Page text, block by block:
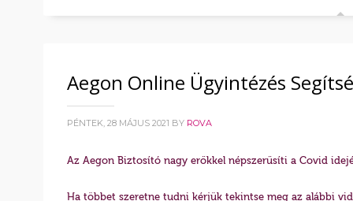
Aegon Online Ügyintézés
PÉNTEK, 28 MÁJUS 2021 BY ROVA
Az Aegon Biztosító nagy erőkkel népszerűsíti a Covid
Ha többet szeretne tudni kérjük tekintse meg az alábbi